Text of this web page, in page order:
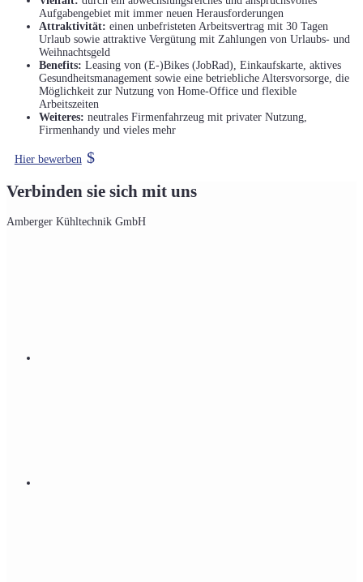
Aufgabengebiet mit immer neuen Herausforderungen
Attraktivität: einen unbefristeten Arbeitsvertrag mit 30 Tagen
Urlaub sowie attraktive Vergütung mit Zahlungen von Urlaubs- und
Weihnachtsgeld
Benefits: Leasing von (E-)Bikes (JobRad), Einkaufskarte, aktives
Gesundheitsmanagement sowie eine betriebliche Altersvorsorge, die
Möglichkeit zur Nutzung von Home-Office und flexible
Arbeitszeiten
Weiteres: neutrales Firmenfahrzeug mit privater Nutzung,
Firmenhandy und vieles mehr
Hier bewerben
Verbinden sie sich mit uns
Amberger Kühltechnik GmbH